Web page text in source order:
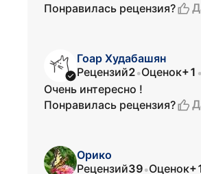
Понравилась рецензия?
Гоар Худабашян
Рецензий2•Оценок+1 •
Очень интересно !
Понравилась рецензия?
Орико
Рецензий39•Оценок